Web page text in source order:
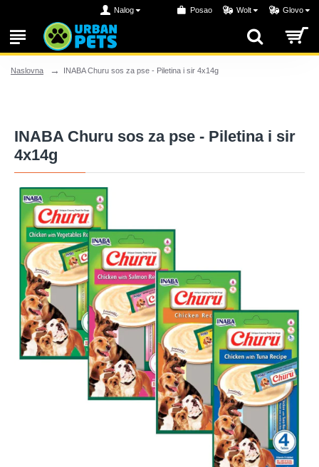
Nalog Posao Wolt Glovo
Naslovna INABA Churu sos za pse - Piletina i sir 4x14g
INABA Churu sos za pse - Piletina i sir
4x14g